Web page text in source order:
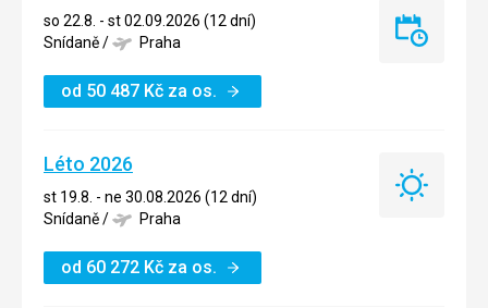
so 22.8. - st 02.09.2026 (12 dní)
Snídaně/ Praha
od 50 487 Kč za os.
Last
Léto 2026
st 19.8. - ne 30.08.2026 (12 dní)
Snídaně/ Praha
od 60 272 Kč za os.
Léto